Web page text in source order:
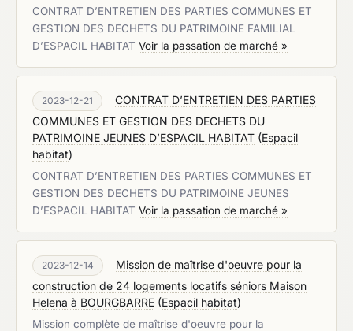
CONTRAT D’ENTRETIEN DES PARTIES COMMUNES ET
GESTION DES DECHETS DU PATRIMOINE FAMILIAL
D’ESPACIL HABITAT Voir la passation de marché »
2023-12-21
CONTRAT D’ENTRETIEN DES PARTIES
COMMUNES ET GESTION DES DECHETS DU
PATRIMOINE JEUNES D’ESPACIL HABITAT (Espacil
habitat)
CONTRAT D’ENTRETIEN DES PARTIES COMMUNES ET
GESTION DES DECHETS DU PATRIMOINE JEUNES
D’ESPACIL HABITAT Voir la passation de marché »
2023-12-14
Mission de maîtrise d'oeuvre pour la
construction de 24 logements locatifs séniors Maison
Helena à BOURGBARRE (Espacil habitat)
Mission complète de maîtrise d'oeuvre pour la